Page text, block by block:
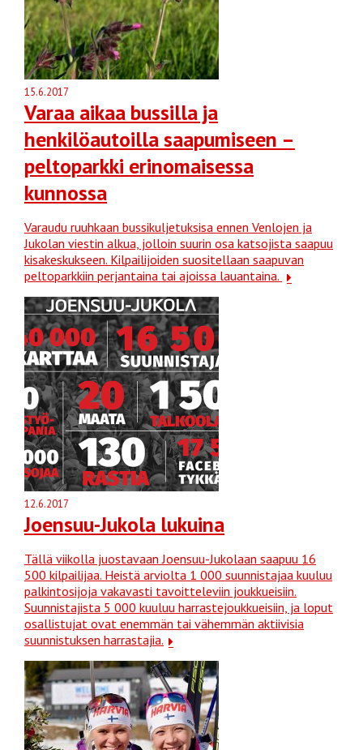
15.6.2017
Varaa aikaa bussilla ja
henkilöautoilla saapumiseen –
peltoparkki erinomaisessa
kunnossa
Varaudu ruuhkaan bussikuljetuksisa ennen Venlojen ja
Jukolan viestin alkua, jolloin suurin osa katsojista saapuu
kisakeskukseen. Kilpailijoiden suositellaan saapuvan
peltoparkkiin perjantaina tai ajoissa lauantaina.
12.6.2017
Joensuu-Jukola lukuina
Tällä viikolla juostavaan Joensuu-Jukolaan saapuu 16
500 kilpailijaa. Heistä arviolta 1 000 suunnistajaa kuuluu
palkintosijoja vakavasti tavoitteleviin joukkueisiin.
Suunnistajista 5 000 kuuluu harrastejoukkueisiin, ja loput
osallistujat ovat enemmän tai vähemmän aktiivisia
suunnistuksen harrastajia.